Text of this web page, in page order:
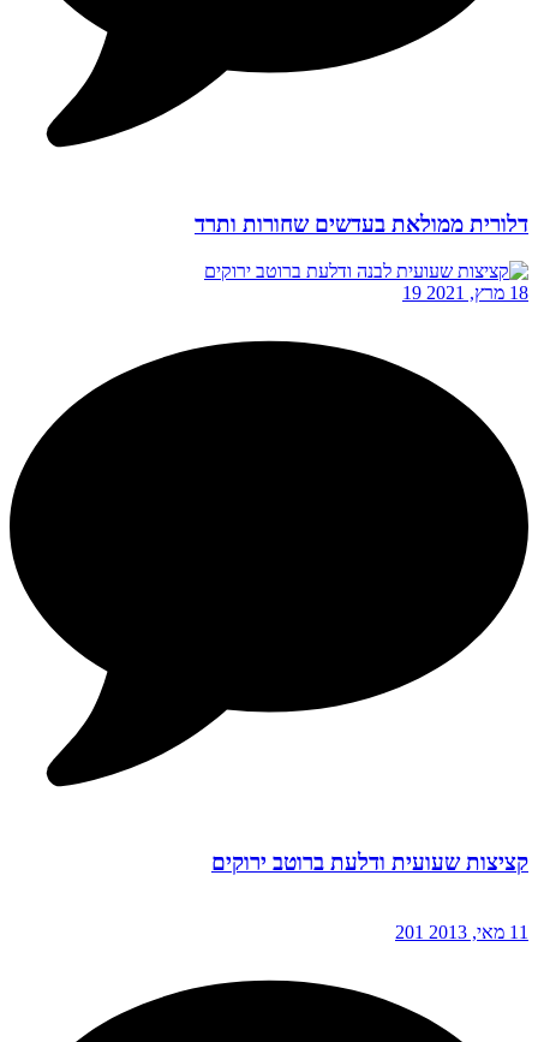
דלורית ממולאת בעדשים שחורות ותרד
18 מרץ, 2021 19
קציצות שעועית ודלעת ברוטב ירוקים
11 מאי, 2013 201